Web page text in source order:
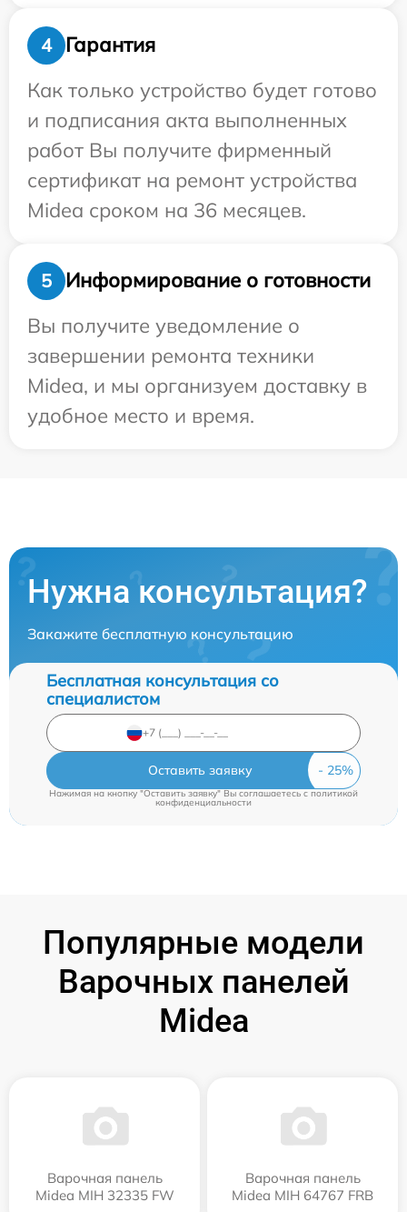
4
Гарантия
Как только устройство будет готово
и подписания акта выполненных
работ Вы получите фирменный
сертификат на ремонт устройства
Midea сроком на 36 месяцев.
5
Информирование о готовности
Вы получите уведомление о
завершении ремонта техники
Midea, и мы организуем доставку в
удобное место и время.
Нужна консультация?
Закажите бесплатную консультацию
Бесплатная консультация со
специалистом
Оставить заявку
Нажимая на кнопку "Оставить заявку" Вы соглашаетесь cполитикой
конфиденциальности
Популярные модели
Варочных панелей
Midea
Варочная панель
Midea MIH 32335 FW
Варочная панель
Midea MIH 64767 FRB